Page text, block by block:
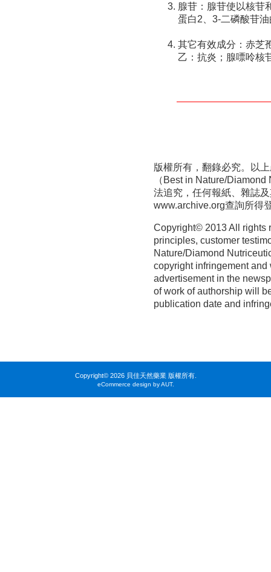
腺苷：腺苷使以核苷
蛋白2、3-二磷酸苷
其它有效成分：赤芝
乙：抗炎；腺嘌呤核
版權所有，翻錄必究。以
（Best in Nature/
法追究，任何報紙、雜誌
www.archive.org查詢所得
Copyright© 2013 All rights
principles, customer
Nature/Diamond
copyright infringement
advertisement in the
of work of authorship will
publication date and
Copyright© 2026 貝佳天然藥業 版權所有.
eCommerce design by AUT.